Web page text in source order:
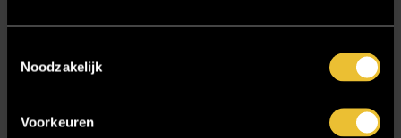
Noodzakelijk
Voorkeuren
SIDN